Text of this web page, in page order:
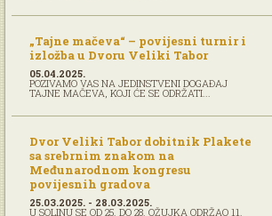
„Tajne mačeva“ – povijesni turnir i
izložba u Dvoru Veliki Tabor
05.04.2025.
POZIVAMO VAS NA JEDINSTVENI DOGAĐAJ
TAJNE MAČEVA, KOJI ĆE SE ODRŽATI...
Dvor Veliki Tabor dobitnik Plakete
sa srebrnim znakom na
Međunarodnom kongresu
povijesnih gradova
25.03.2025. - 28.03.2025.
U SOLINU SE OD 25. DO 28. OŽUJKA ODRŽAO 11.